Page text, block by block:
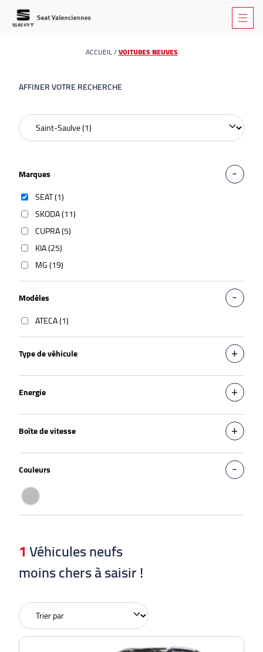
ACCUEIL/VOITURES NEUVES
AFFINER VOTRE RECHERCHE
Marques
SKODA (11)
CUPRA (5)
SEAT (1)
KIA (25)
MG (19)
Modèles
ATECA (1)
Type de véhicule
Energie
Boîte de vitesse
Couleurs
1Véhicules neufs
moins chers à saisir !